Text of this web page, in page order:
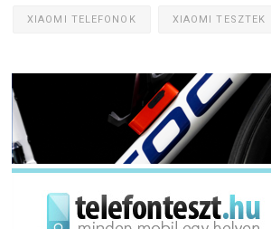
XIAOMI TELEFONOK XIAOMI TESZTEK